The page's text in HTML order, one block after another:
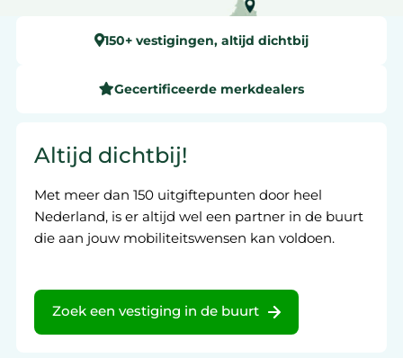
150+ vestigingen, altijd dichtbij
Gecertificeerde merkdealers
Altijd dichtbij!
Met meer dan 150 uitgiftepunten door heel
Nederland, is er altijd wel een partner in de buurt
die aan jouw mobiliteitswensen kan voldoen.
Zoek een vestiging in de buurt